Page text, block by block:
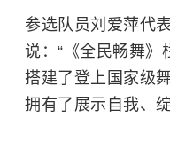
参选队员刘爱萍代
说：“《全民畅舞》
搭建了登上国家级
拥有了展示自我、